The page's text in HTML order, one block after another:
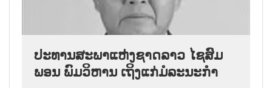
ປະທານສະພາແຫ່ງຊາດລາວ ໄຊສົມ
ພອນ ພົມວິຫານ ເຖິງແກ່ມໍລະນະກຳ